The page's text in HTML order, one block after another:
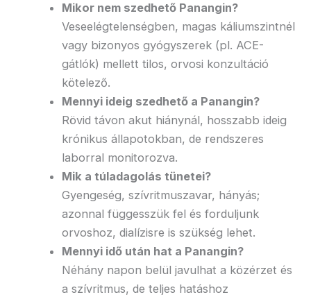
Mikor nem szedhető Panangin?
Veseelégtelenségben, magas káliumszintnél
vagy bizonyos gyógyszerek (pl. ACE-
gátlók) mellett tilos, orvosi konzultáció
kötelező.​
Mennyi ideig szedhető a Panangin?
Rövid távon akut hiánynál, hosszabb ideig
krónikus állapotokban, de rendszeres
laborral monitorozva.​
Mik a túladagolás tünetei?
Gyengeség, szívritmuszavar, hányás;
azonnal függesszük fel és forduljunk
orvoshoz, dialízisre is szükség lehet.
Mennyi idő után hat a Panangin?
Néhány napon belül javulhat a közérzet és
a szívritmus, de teljes hatáshoz